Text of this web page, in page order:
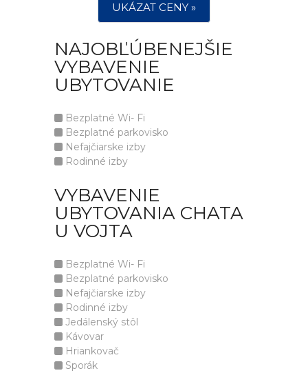
UKÁZAT CENY »
NAJOBĽÚBENEJŠIE
VYBAVENIE
UBYTOVANIE
Bezplatné Wi- Fi
Bezplatné parkovisko
Nefajčiarske izby
Rodinné izby
VYBAVENIE
UBYTOVANIA CHATA
U VOJTA
Bezplatné Wi- Fi
Bezplatné parkovisko
Nefajčiarske izby
Rodinné izby
Jedálenský stôl
Kávovar
Hriankovač
Sporák